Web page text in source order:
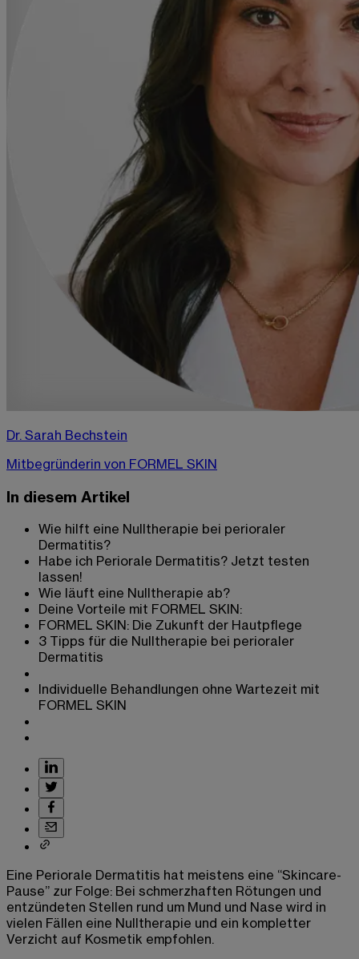
Dr. Sarah Bechstein
Mitbegründerin von FORMEL SKIN
In diesem Artikel
Wie hilft eine Nulltherapie bei perioraler
Dermatitis?
Habe ich Periorale Dermatitis? Jetzt testen
lassen!
Wie läuft eine Nulltherapie ab?
Deine Vorteile mit FORMEL SKIN:
FORMEL SKIN: Die Zukunft der Hautpflege
3 Tipps für die Nulltherapie bei perioraler
Dermatitis
Individuelle Behandlungen ohne Wartezeit mit
FORMEL SKIN
Eine Periorale Dermatitis hat meistens eine “Skincare-
Pause” zur Folge: Bei schmerzhaften Rötungen und
entzündeten Stellen rund um Mund und Nase wird in
vielen Fällen eine Nulltherapie und ein kompletter
Verzicht auf Kosmetik empfohlen.